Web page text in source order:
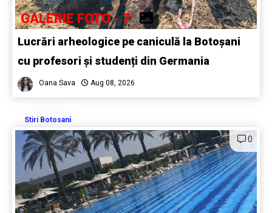
GALERIE FOTO - 7
Lucrări arheologice pe caniculă la Botoșani
cu profesori și studenți din Germania
Oana Sava Aug 08, 2026
Stiri Botosani
0